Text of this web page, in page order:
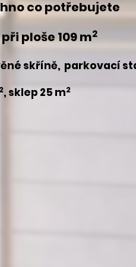
co potřebujete
ploše 109 m2
skříně, parkovací
2, sklep 25 m2